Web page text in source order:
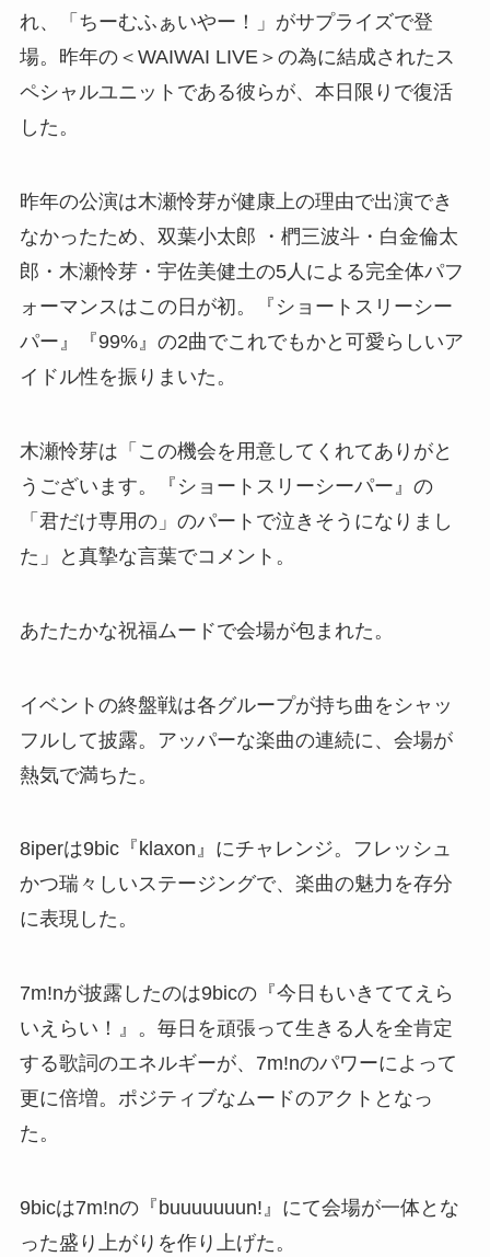
れ、「ちーむふぁいやー！」がサプライズで登
場。昨年の＜WAIWAI LIVE＞の為に結成されたス
ペシャルユニットである彼らが、本日限りで復活
した。
昨年の公演は木瀬怜芽が健康上の理由で出演でき
なかったため、双葉小太郎 ・椚三波斗・白金倫太
郎・木瀬怜芽・宇佐美健土の5人による完全体パフ
ォーマンスはこの日が初。『ショートスリーシー
パー』『99%』の2曲でこれでもかと可愛らしいア
イドル性を振りまいた。
木瀬怜芽は「この機会を用意してくれてありがと
うございます。『ショートスリーシーパー』の
「君だけ専用の」のパートで泣きそうになりまし
た」と真摯な言葉でコメント。
あたたかな祝福ムードで会場が包まれた。
イベントの終盤戦は各グループが持ち曲をシャッ
フルして披露。アッパーな楽曲の連続に、会場が
熱気で満ちた。
8iperは9bic『klaxon』にチャレンジ。フレッシュ
かつ瑞々しいステージングで、楽曲の魅力を存分
に表現した。
7m!nが披露したのは9bicの『今日もいきててえら
いえらい！』。毎日を頑張って生きる人を全肯定
する歌詞のエネルギーが、7m!nのパワーによって
更に倍増。ポジティブなムードのアクトとなっ
た。
9bicは7m!nの『buuuuuuun!』にて会場が一体とな
った盛り上がりを作り上げた。